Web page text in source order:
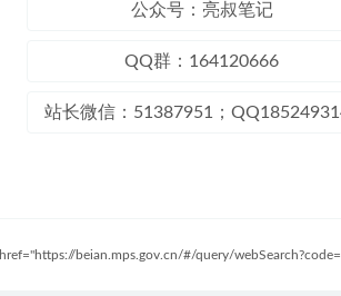
公众号：亮叔笔记
QQ群：164120666
站长微信：51387951；
href="https://beian.mps.gov.cn/#/query/